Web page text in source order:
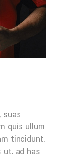
suas
quis ullum
tincidunt.
ut, ad has